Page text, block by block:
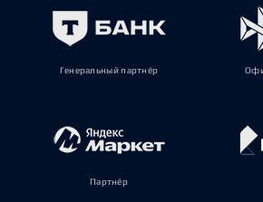
Генеральный партнёр
Партнёр